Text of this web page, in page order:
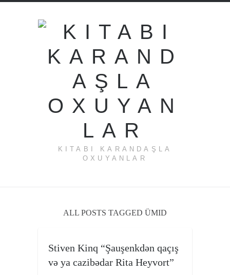
KITABI KARANDAŞLA
OXUYANLAR
ALL POSTS TAGGED ÜMID
Stiven Kinq “Şauşenkdən qaçış
və ya cazibədar Rita Heyvort”